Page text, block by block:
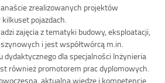
zrealizowanych projektów
pojazdach.
zajęcia z tematyki budowy, eksploatacji,
i jest współtwórcą m.in.
dla specjalności Inżynieria
również promotorem prac dyplomowych.
aktualną wiedzę i kompetencje